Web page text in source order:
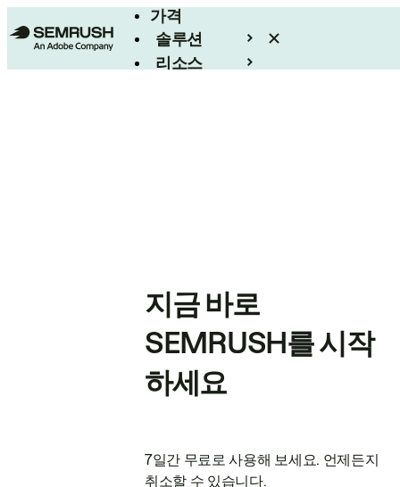
가격
솔루션
리소스
지금 바로
SEMRUSH를 시작
하세요
7일간 무료로 사용해 보세요. 언제든지
취소할 수 있습니다.